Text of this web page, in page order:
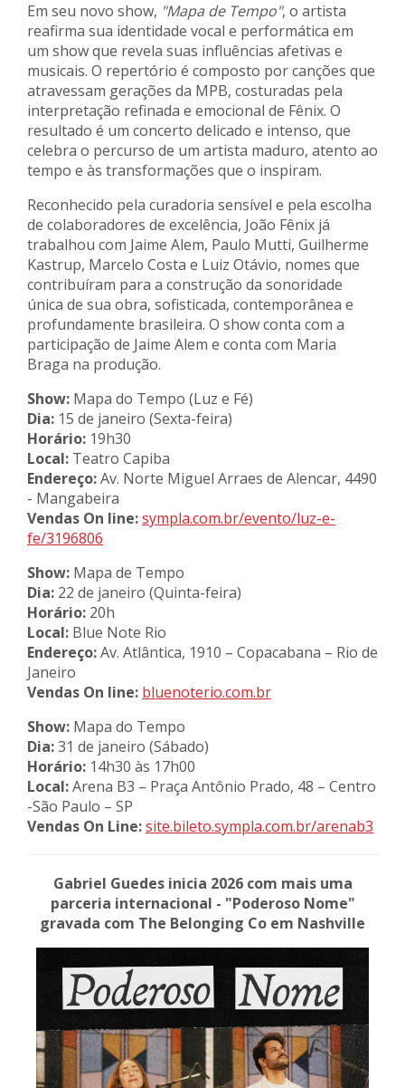
Em seu novo show, "Mapa de Tempo", o artista
reafirma sua identidade vocal e performática em
um show que revela suas influências afetivas e
musicais. O repertório é composto por canções que
atravessam gerações da MPB, costuradas pela
interpretação refinada e emocional de Fênix. O
resultado é um concerto delicado e intenso, que
celebra o percurso de um artista maduro, atento ao
tempo e às transformações que o inspiram.
Reconhecido pela curadoria sensível e pela escolha
de colaboradores de excelência, João Fênix já
trabalhou com Jaime Alem, Paulo Mutti, Guilherme
Kastrup, Marcelo Costa e Luiz Otávio, nomes que
contribuíram para a construção da sonoridade
única de sua obra, sofisticada, contemporânea e
profundamente brasileira. O show conta com a
participação de Jaime Alem e conta com Maria
Braga na produção.
Show: Mapa do Tempo (Luz e Fé)
Dia: 15 de janeiro (Sexta-feira)
Horário: 19h30
Local: Teatro Capiba
Endereço:Av. Norte Miguel Arraes de Alencar, 4490
- Mangabeira
Vendas On line:sympla.com.br/evento/luz-e-
fe/3196806
Show: Mapa de Tempo
Dia: 22 de janeiro (Quinta-feira)
Horário: 20h
Local: Blue Note Rio
Endereço:Av. Atlântica, 1910 – Copacabana – Rio de
Janeiro
Vendas On line: bluenoterio.com.br
Show: Mapa do Tempo
Dia:31 de janeiro (Sábado)
Horário: 14h30 às 17h00
Local:Arena B3 – Praça Antônio Prado, 48 – Centro
-São Paulo – SP
Vendas On Line:site.bileto.sympla.com.br/arenab3
Gabriel Guedes inicia 2026 com mais uma
parceria internacional - "Poderoso Nome"
gravada com The Belonging Co em Nashville